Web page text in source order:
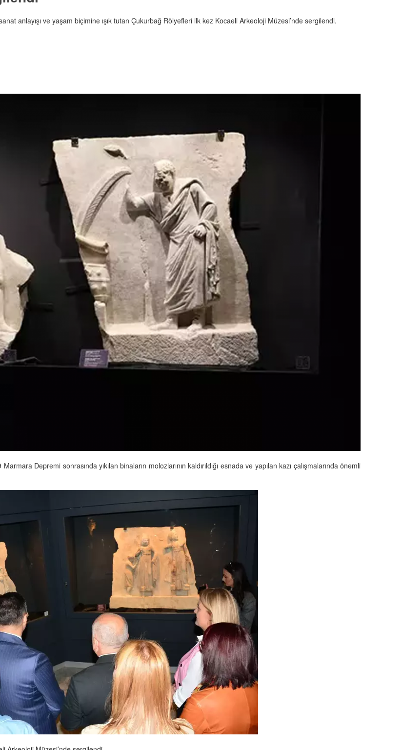
anlayışı ve yaşam biçimine ışık tutan Çukurbağ Rölyefleri ilk kez Kocaeli Arkeoloji Müzesi’nde sergilendi.
Depremi sonrasında yıkılan binaların molozlarının kaldırıldığı esnada ve yapılan kazı çalışmalarında önemli